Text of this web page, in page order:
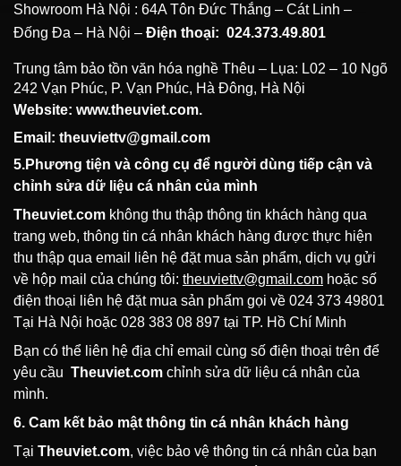
Showroom Hà Nội : 64A Tôn Đức Thắng – Cát Linh –
Đống Đa – Hà Nội – Điện thoại: 024.373.49.801
Trung tâm bảo tồn văn hóa nghề Thêu – Lụa: L02 – 10 Ngõ
242 Vạn Phúc, P. Vạn Phúc, Hà Đông, Hà Nội
Website: www.theuviet.com.
Email: theuviettv@gmail.com
5.Phương tiện và công cụ để người dùng tiếp cận và
chỉnh sửa dữ liệu cá nhân của mình
Theuviet.com không thu thập thông tin khách hàng qua
trang web, thông tin cá nhân khách hàng được thực hiện
thu thập qua email liên hệ đặt mua sản phẩm, dịch vụ gửi
về hộp mail của chúng tôi: theuviettv@gmail.com hoặc số
điện thoại liên hệ đặt mua sản phẩm gọi về 024 373 49801
Tại Hà Nội hoặc 028 383 08 897 tại TP. Hồ Chí Minh
Bạn có thể liên hệ địa chỉ email cùng số điện thoại trên để
yêu cầu Theuviet.com chỉnh sửa dữ liệu cá nhân của
mình.
6. Cam kết bảo mật thông tin cá nhân khách hàng
Tại Theuviet.com, việc bảo vệ thông tin cá nhân của bạn